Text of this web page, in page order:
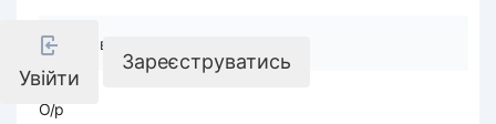
Увійти
Зареєструватись
Реквізити компанії
О/р